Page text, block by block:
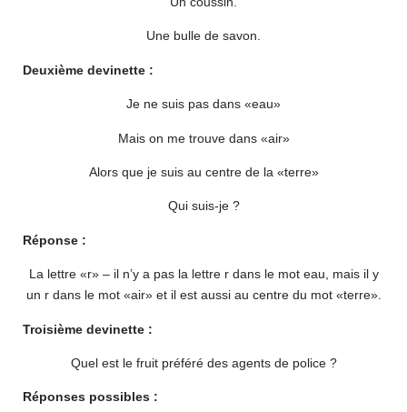
Une bulle de savon.
Deuxième devinette :
Je ne suis pas dans «eau»
Mais on me trouve dans «air»
Alors que je suis au centre de la «terre»
Qui suis-je ?
Réponse :
La lettre «r» – il n’y a pas la lettre r dans le mot eau, mais il y
un r dans le mot «air» et il est aussi au centre du mot «terre».
Troisième devinette :
Quel est le fruit préféré des agents de police ?
Réponses possibles :